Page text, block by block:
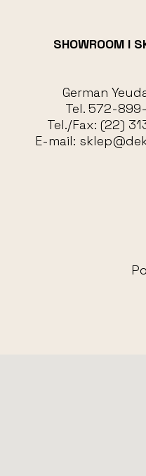
SHOWROOM I
German
Tel. 572-
Tel./Fax: (22)
E-mail: